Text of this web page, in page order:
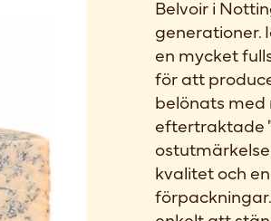
Belvoir i
generationer.
en mycket
för att
belönats
eftertraktade
kvalitet och